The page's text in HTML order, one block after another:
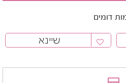
דומים
שיינא